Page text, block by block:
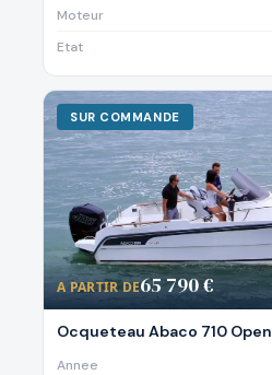
Moteur
Etat
SUR COMMANDE
A PARTIR DE65 790 €
Ocqueteau Abaco 710 Open
Annee